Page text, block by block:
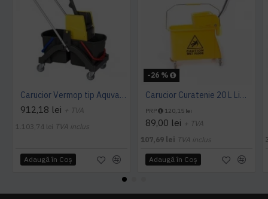
Carucior Vermop tip Aquva, 2*17L cu storcator
912,18 lei + TVA
1.103,74 lei TVA inclus
Adaugă în Coş
-26 %
Carucior Curatenie 20 L Limpio, 3.0 kg, 46x27x29cm
PRP 120,15 lei
89,00 lei + TVA
107,69 lei TVA inclus
Adaugă în Coş